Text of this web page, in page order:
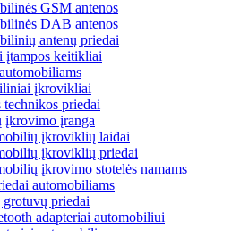
GSM antenos
DAB antenos
antenų priedai
įtampos keitikliai
įkrovikliai
priedai
įkrovimo įranga
įkroviklių laidai
įkroviklių priedai
įkrovimo stotelės namams
automobiliams
priedai
adapteriai automobiliui